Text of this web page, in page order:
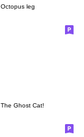
Octopus leg
The Ghost Cat!